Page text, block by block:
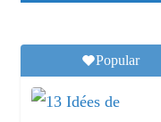
Popular